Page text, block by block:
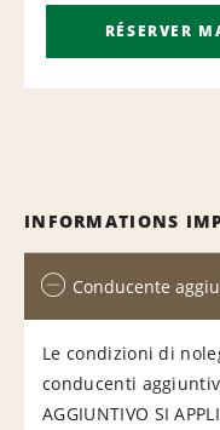
RÉSERVER
INFORMATIONS
Conducente
Le condizioni di
conducenti
AGGIUNTIVO SI